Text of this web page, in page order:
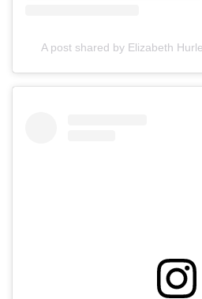
A post shared by Elizabeth